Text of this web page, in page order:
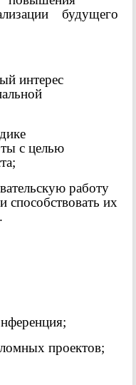
будущего
интерес
с целью
работу
способствовать их
проектов;